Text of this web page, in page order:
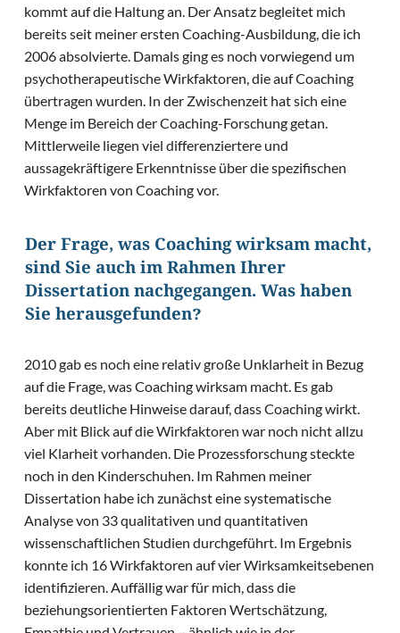
kommt auf die Haltung an. Der Ansatz begleitet mich
bereits seit meiner ersten Coaching-Ausbildung, die ich
2006 absolvierte. Damals ging es noch vorwiegend um
psychotherapeutische Wirkfaktoren, die auf Coaching
übertragen wurden. In der Zwischenzeit hat sich eine
Menge im Bereich der Coaching-Forschung getan.
Mittlerweile liegen viel differenziertere und
aussagekräftigere Erkenntnisse über die spezifischen
Wirkfaktoren von Coaching vor.
Der Frage, was Coaching wirksam macht,
sind Sie auch im Rahmen Ihrer
Dissertation nachgegangen. Was haben
Sie herausgefunden?
2010 gab es noch eine relativ große Unklarheit in Bezug
auf die Frage, was Coaching wirksam macht. Es gab
bereits deutliche Hinweise darauf, dass Coaching wirkt.
Aber mit Blick auf die Wirkfaktoren war noch nicht allzu
viel Klarheit vorhanden. Die Prozessforschung steckte
noch in den Kinderschuhen. Im Rahmen meiner
Dissertation habe ich zunächst eine systematische
Analyse von 33 qualitativen und quantitativen
wissenschaftlichen Studien durchgeführt. Im Ergebnis
konnte ich 16 Wirkfaktoren auf vier Wirksamkeitsebenen
identifizieren. Auffällig war für mich, dass die
beziehungsorientierten Faktoren Wertschätzung,